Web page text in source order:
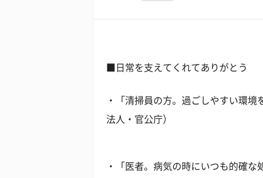
■日常を支えてくれてありがとう
・「清掃員の方。過ごしやすい環
法人・官公庁）
・「医者。病気の時にいつも的確